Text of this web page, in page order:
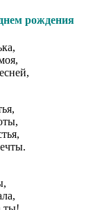
рождения